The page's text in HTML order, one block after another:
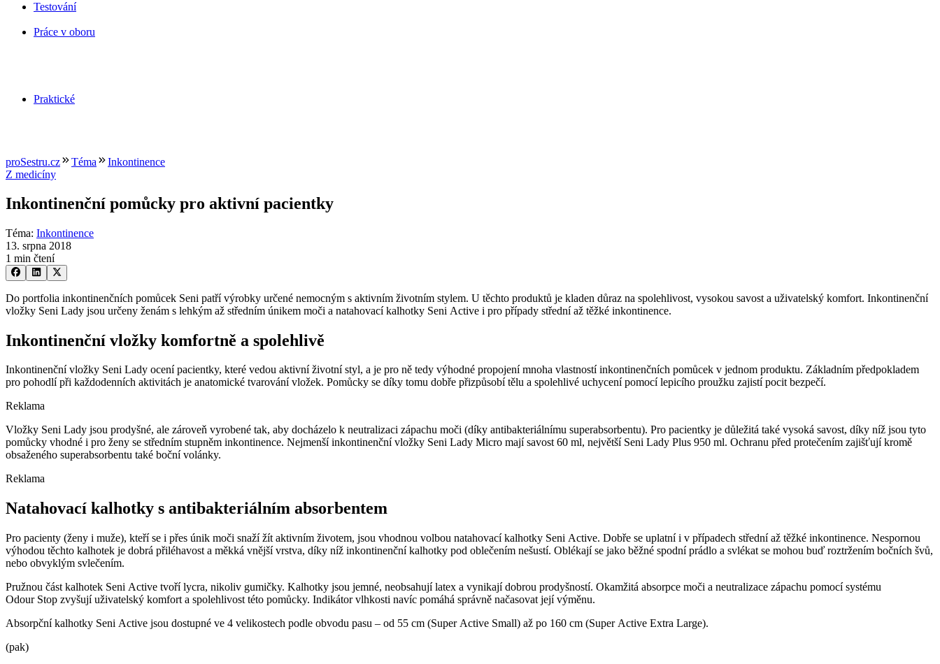
Testování
Práce v oboru
Praktické
proSestru.cz Téma
Inkontinence
Z medicíny
Inkontinenční pomůcky pro aktivní pacientky
Téma: Inkontinence
13. srpna 2018
1 min čtení
Do portfolia inkontinenčních pomůcek Seni patří výrobky určené nemocným s aktivním životním stylem. U těchto produktů je kladen důraz na spolehlivost, vysokou savost a uživatelský komfort. Inkontinenční
vložky Seni Lady jsou určeny ženám s lehkým až středním únikem moči a natahovací kalhotky Seni Active i pro případy střední až těžké inkontinence.
Inkontinenční vložky komfortně a spolehlivě
Inkontinenční vložky Seni Lady ocení pacientky, které vedou aktivní životní styl, a je pro ně tedy výhodné propojení mnoha vlastností inkontinenčních pomůcek v jednom produktu. Základním předpokladem
pro pohodlí při každodenních aktivitách je anatomické tvarování vložek. Pomůcky se díky tomu dobře přizpůsobí tělu a spolehlivé uchycení pomocí lepicího proužku zajistí pocit bezpečí.
Reklama
Vložky Seni Lady jsou prodyšné, ale zároveň vyrobené tak, aby docházelo k neutralizaci zápachu moči (díky antibakteriálnímu superabsorbentu). Pro pacientky je důležitá také vysoká savost, díky níž jsou tyto
pomůcky vhodné i pro ženy se středním stupněm inkontinence. Nejmenší inkontinenční vložky Seni Lady Micro mají savost 60 ml, největší Seni Lady Plus 950 ml. Ochranu před protečením zajišťují kromě
obsaženého superabsorbentu také boční volánky.
Reklama
Natahovací kalhotky s antibakteriálním absorbentem
Pro pacienty (ženy i muže), kteří se i přes únik moči snaží žít aktivním životem, jsou vhodnou volbou natahovací kalhotky Seni Active. Dobře se uplatní i v případech střední až těžké inkontinence. Nespornou
výhodou těchto kalhotek je dobrá přiléhavost a měkká vnější vrstva, díky níž inkontinenční kalhotky pod oblečením nešustí. Oblékají se jako běžné spodní prádlo a svlékat se mohou buď roztržením bočních švů,
nebo obvyklým svlečením.
Pružnou část kalhotek Seni Active tvoří lycra, nikoliv gumičky. Kalhotky jsou jemné, neobsahují latex a vynikají dobrou prodyšností. Okamžitá absorpce moči a neutralizace zápachu pomocí systému
Odour Stop zvyšují uživatelský komfort a spolehlivost této pomůcky. Indikátor vlhkosti navíc pomáhá správně načasovat její výměnu.
Absorpční kalhotky Seni Active jsou dostupné ve 4 velikostech podle obvodu pasu –⁠ od 55 cm (Super Active Small) až po 160 cm (Super Active Extra Large).
(pak)